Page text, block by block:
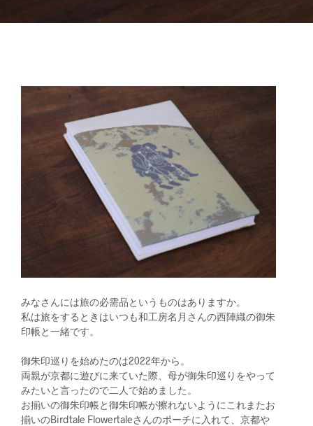
みなさんには旅の必需品というものはありますか。
私は旅をするときはいつも和工房名月さんの西陣織の御朱
印帳と一緒です。
御朱印巡りを始めたのは2022年から。
両親が京都に遊びに来ていた際、母が御朱印巡りをやって
みたいと言ったので二人で始めました。
お揃いの御朱印帳と御朱印帳が擦れないようにこれまたお
揃いのBirdtale Flowertaleさんのポーチに入れて、京都や